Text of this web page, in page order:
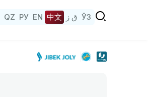
QZ РУ EN 中文 ق ز ЎЗ